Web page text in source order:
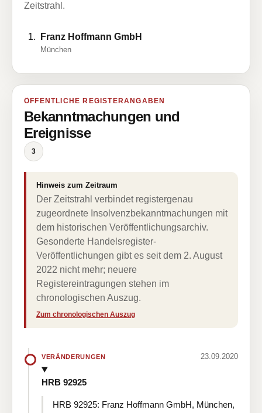
Zeitstrahl.
Franz Hoffmann GmbH
München
ÖFFENTLICHE REGISTERANGABEN
Bekanntmachungen und
Ereignisse
3
Hinweis zum Zeitraum
Der Zeitstrahl verbindet registergenau
zugeordnete Insolvenzbekanntmachungen mit
dem historischen Veröffentlichungsarchiv.
Gesonderte Handelsregister-
Veröffentlichungen gibt es seit dem 2. August
2022 nicht mehr; neuere
Registereintragungen stehen im
chronologischen Auszug.
Zum chronologischen Auszug
VERÄNDERUNGEN 23.09.2020
HRB 92925
HRB 92925: Franz Hoffmann GmbH, München,